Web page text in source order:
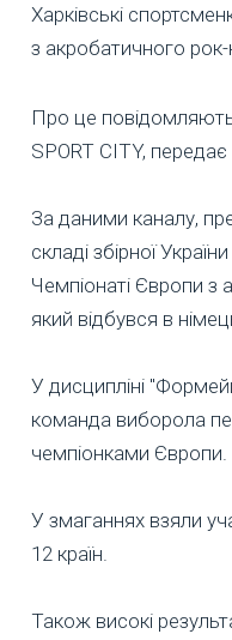
Харківські
з акробатичного рок-
Про це
SPORT CITY,
За даними каналу,
складі збірної
Чемпіонаті Європи з
який відбувся в
У дисципліні
команда виборола
чемпіонками Європи.
У змаганнях взяли
12 країн.
Також високі